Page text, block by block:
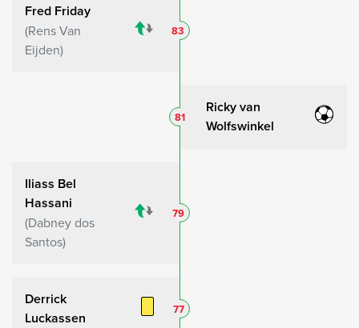
Fred Friday
Rens Van
Eijden
83
Ricky van
Wolfswinkel
81
Iliass Bel
Hassani
Dabney dos
Santos
79
Derrick
Luckassen
77